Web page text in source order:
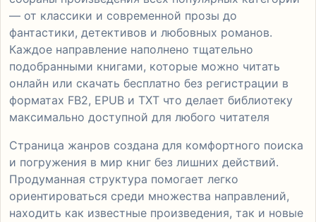
— от классики и современной прозы до
фантастики, детективов и любовных романов.
Каждое направление наполнено тщательно
подобранными книгами, которые можно читать
онлайн или скачать бесплатно без регистрации в
форматах FB2, EPUB и TXT что делает библиотеку
максимально доступной для любого читателя
Страница жанров создана для комфортного поиска
и погружения в мир книг без лишних действий.
Продуманная структура помогает легко
ориентироваться среди множества направлений,
находить как известные произведения, так и новые